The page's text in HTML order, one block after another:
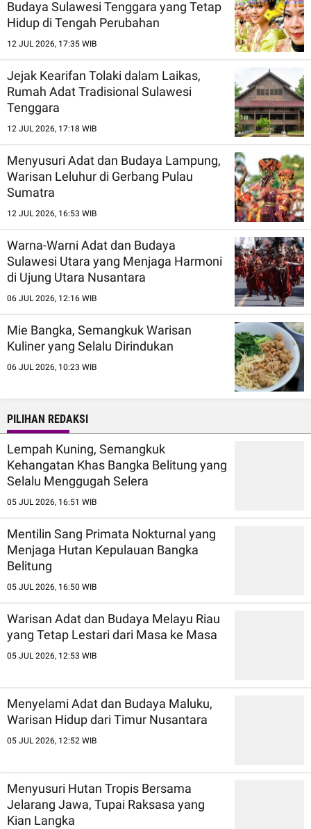
Budaya Sulawesi Tenggara yang Tetap
Hidup di Tengah Perubahan
12 JUL 2026, 17:35 WIB
Jejak Kearifan Tolaki dalam Laikas,
Rumah Adat Tradisional Sulawesi
Tenggara
12 JUL 2026, 17:18 WIB
Menyusuri Adat dan Budaya Lampung,
Warisan Leluhur di Gerbang Pulau
Sumatra
12 JUL 2026, 16:53 WIB
Warna-Warni Adat dan Budaya
Sulawesi Utara yang Menjaga Harmoni
di Ujung Utara Nusantara
06 JUL 2026, 12:16 WIB
Mie Bangka, Semangkuk Warisan
Kuliner yang Selalu Dirindukan
06 JUL 2026, 10:23 WIB
PILIHAN REDAKSI
Lempah Kuning, Semangkuk
Kehangatan Khas Bangka Belitung yang
Selalu Menggugah Selera
05 JUL 2026, 16:51 WIB
Mentilin Sang Primata Nokturnal yang
Menjaga Hutan Kepulauan Bangka
Belitung
05 JUL 2026, 16:50 WIB
Warisan Adat dan Budaya Melayu Riau
yang Tetap Lestari dari Masa ke Masa
05 JUL 2026, 12:53 WIB
Menyelami Adat dan Budaya Maluku,
Warisan Hidup dari Timur Nusantara
05 JUL 2026, 12:52 WIB
Menyusuri Hutan Tropis Bersama
Jelarang Jawa, Tupai Raksasa yang
Kian Langka